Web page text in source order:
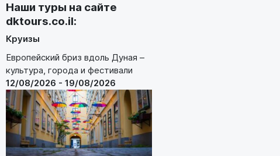
Наши туры на сайте
dktours.co.il:
Круизы
Европейский бриз вдоль Дуная –
культура, города и фестивали
12/08/2026 - 19/08/2026